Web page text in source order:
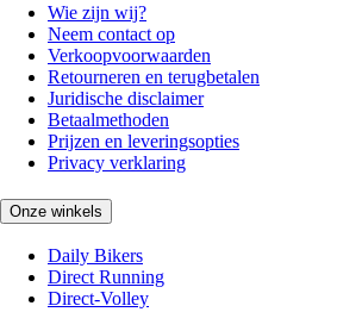
Wie zijn wij?
Neem contact op
Verkoopvoorwaarden
Retourneren en terugbetalen
Juridische disclaimer
Betaalmethoden
Prijzen en leveringsopties
Privacy verklaring
Onze winkels
Daily Bikers
Direct Running
Direct-Volley